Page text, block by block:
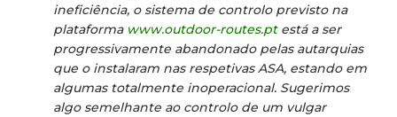
ineficiência, o sistema de controlo previsto na
plataforma www.outdoor-routes.ptestá a ser
progressivamente abandonado pelas autarquias
que o instalaram nas respetivas ASA, estando em
algumas totalmente inoperacional. Sugerimos
algo semelhante ao controlo de um vulgar